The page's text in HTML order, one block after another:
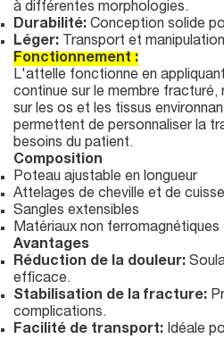
à différentes morphologies.
Durabilité: Conception solide
Léger: Transport et
Fonctionnement :
L'attelle fonctionne en
continue sur le membre fracturé,
sur les os et les tissus
permettent de personnaliser la
besoins du patient.
Composition
Poteau ajustable en longueur
Attelages de cheville et de cuisse
Sangles extensibles
Matériaux non ferromagnétiques
Avantages
Réduction de la douleur:
efficace.
Stabilisation de la fracture:
complications.
Facilité de transport: Idéale